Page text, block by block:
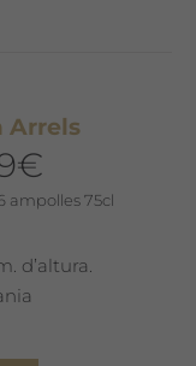
opcions
poden
a
Arrels
€
ampolles 75cl
d’altura.